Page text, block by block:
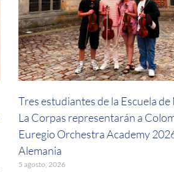
Tres estudiantes de la Escuela de
La Corpas representarán a
Euregio Orchestra Academy
Alemania
5 agosto, 2026